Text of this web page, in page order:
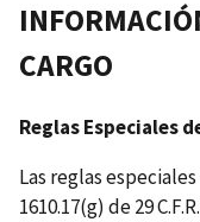
CARGO
Reglas Especiales
Las reglas
1610.17(g) de 29